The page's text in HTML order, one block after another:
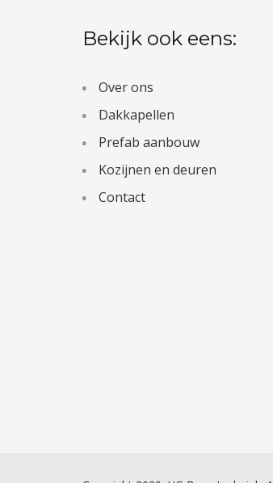
Bekijk ook eens:
Over ons
Dakkapellen
Prefab aanbouw
Kozijnen en deuren
Contact